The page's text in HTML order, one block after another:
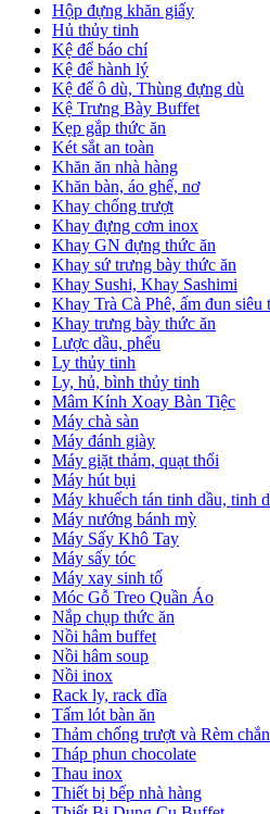
Hộp đựng khăn giấy
Hủ thủy tinh
Kệ để báo chí
Kệ để hành lý
Kệ để ô dù, Thùng đựng dù
Kệ Trưng Bày Buffet
Kẹp gắp thức ăn
Két sắt an toàn
Khăn ăn nhà hàng
Khăn bàn, áo ghế, nơ
Khay chống trượt
Khay đựng cơm inox
Khay GN đựng thức ăn
Khay sứ trưng bày thức ăn
Khay Sushi, Khay Sashimi
Khay Trà Cà Phê, ấm đun siêu
Khay trưng bày thức ăn
Lược dầu, phểu
Ly thủy tinh
Ly, hủ, bình thủy tinh
Mâm Kính Xoay Bàn Tiệc
Máy chà sàn
Máy đánh giày
Máy giặt thảm, quạt thổi
Máy hút bụi
Máy khuếch tán tinh dầu, tinh
Máy nướng bánh mỳ
Máy Sấy Khô Tay
Máy sấy tóc
Máy xay sinh tố
Móc Gỗ Treo Quần Áo
Nắp chụp thức ăn
Nồi hâm buffet
Nồi hâm soup
Nồi inox
Rack ly, rack dĩa
Tấm lót bàn ăn
Thảm chống trượt và Rèm
Tháp phun chocolate
Thau inox
Thiết bị bếp nhà hàng